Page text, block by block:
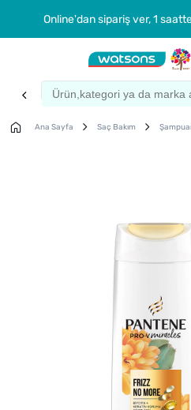
Online'dan sipariş ver, 1
Ana Sayfa Saç Bakım